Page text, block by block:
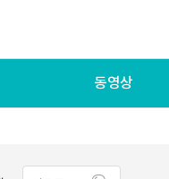
동영상